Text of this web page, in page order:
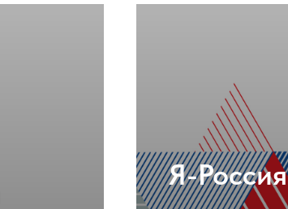
Я-Россия